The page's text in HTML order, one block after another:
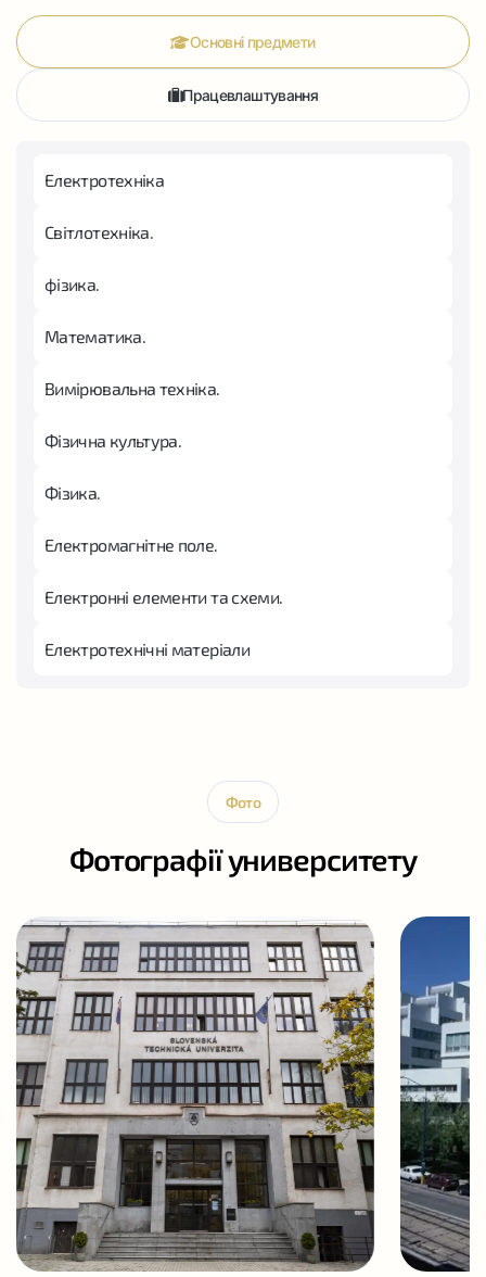
Основні предмети
Працевлаштування
Електротехніка
Світлотехніка.
фізика.
Математика.
Вимірювальна техніка.
Фізична культура.
Фізика.
Електромагнітне поле.
Електронні елементи та схеми.
Електротехнічні матеріали
Фото
Фотографії университету